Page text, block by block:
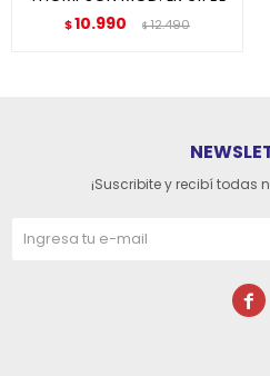
$10.990 $12.490
¡Suscribite y recibí todas
